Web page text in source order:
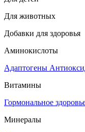
Для животных
Добавки для здоровья
Аминокислоты
Адаптогены
Витамины
Гормональное
Минералы